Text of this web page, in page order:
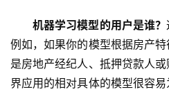
机器学习模型的用户是谁？
例如，如果你的模型根据房产
是房地产经纪人、抵押贷款人
界应用的相对具体的模型很容